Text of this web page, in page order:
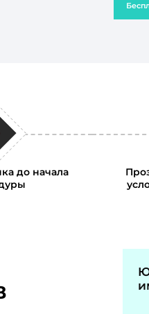
до начала